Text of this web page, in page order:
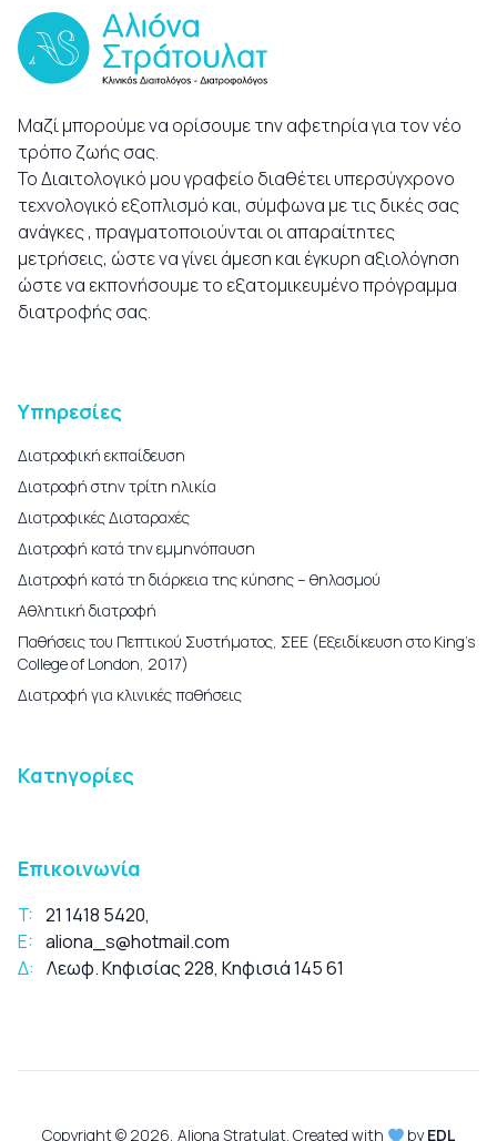
Μαζί μπορούμε να ορίσουμε την αφετηρία για τον νέο
τρόπο ζωής σας.
Το Διαιτολογικό μου γραφείο διαθέτει υπερσύγχρονο
τεχνολογικό εξοπλισμό και, σύμφωνα με τις δικές σας
ανάγκες , πραγματοποιούνται οι απαραίτητες
μετρήσεις, ώστε να γίνει άμεση και έγκυρη αξιολόγηση
ώστε να εκπονήσουμε το εξατομικευμένο πρόγραμμα
διατροφής σας.
Υπηρεσίες
Διατροφική εκπαίδευση
Διατροφή στην τρίτη ηλικία
Διατροφικές Διαταραχές
Διατροφή κατά την εμμηνόπαυση
Διατροφή κατά τη διάρκεια της κύησης – θηλασμού
Αθλητική διατροφή
Παθήσεις του Πεπτικού Συστήματος, ΣΕΕ (Εξειδίκευση στο King’s
College of London, 2017)
Διατροφή για κλινικές παθήσεις
Κατηγορίες
Επικοινωνία
T: 21 1418 5420,
E: aliona_s@hotmail.com
Δ: Λεωφ. Κηφισίας 228, Κηφισιά 145 61
Copyright © 2026, Aliona Stratulat. Created with byEDL